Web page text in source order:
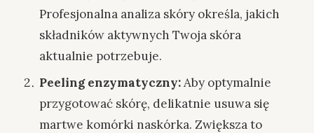
Profesjonalna analiza skóry określa, jakich
składników aktywnych Twoja skóra
aktualnie potrzebuje.
Peeling enzymatyczny:Aby optymalnie
przygotować skórę, delikatnie usuwa się
martwe komórki naskórka. Zwiększa to